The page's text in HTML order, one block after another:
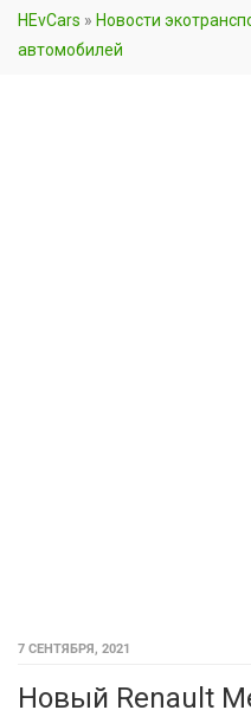
HEvCars » Новости
автомобилей
7 СЕНТЯБРЯ, 2021
Новый Renault